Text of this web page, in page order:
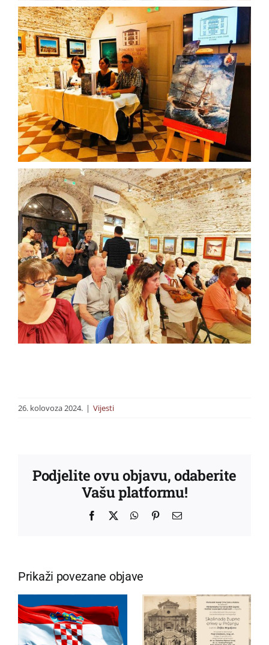
26. kolovoza 2024. | Vijesti
Podjelite ovu objavu, odaberite
Vašu platformu!
Facebook WhatsApp
PinterestEmail:
Prikaži povezane objave